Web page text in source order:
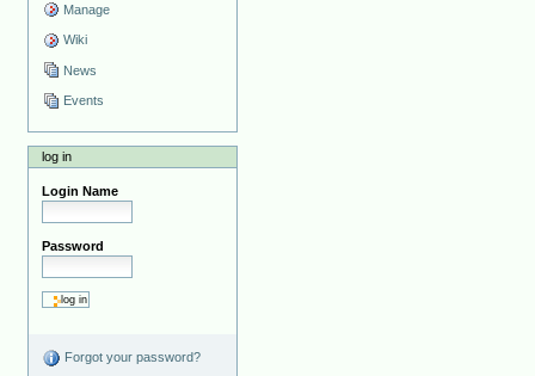
Manage
Wiki
News
Events
log in
Login Name
Password
Forgot your password?